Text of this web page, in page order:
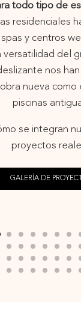
todo tipo de
residenciales
y centros
versatilidad del
nos
nueva como
piscinas
se integran
proyectos
GALERÍA DE
BEIGE
swimming